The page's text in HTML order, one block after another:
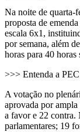
Na noite de quarta-
proposta de
escala 6x1,
por semana, além
horas para 40 horas
>>> Entenda a
A votação no
aprovada por
a favor e 22 contra.
parlamentares; 19